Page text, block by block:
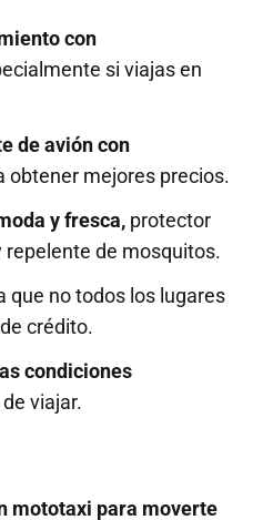
con
si viajas en
de avión con
obtener mejores precios.
y fresca, protector
repelente de mosquitos.
que no todos los lugares
crédito.
condiciones
viajar.
mototaxi para moverte